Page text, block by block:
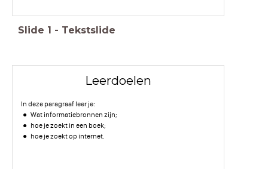
Slide 1 - Tekstslide
Leerdoelen
In deze paragraaf leer je:
Wat informatiebronnen zijn;
hoe je zoekt in een boek;
hoe je zoekt op internet.